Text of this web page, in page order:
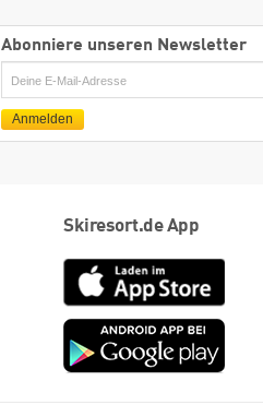
Abonniere unseren Newsletter
E-
Mail
Anmelden
Skiresort.de App
App
Store